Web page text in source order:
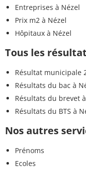
Entreprises à Nézel
Prix m2 à Nézel
Hôpitaux à Nézel
Tous les
Résultat municipale
Résultats du bac à
Résultats du brevet
Résultats du BTS à
Nos autres
Prénoms
Ecoles